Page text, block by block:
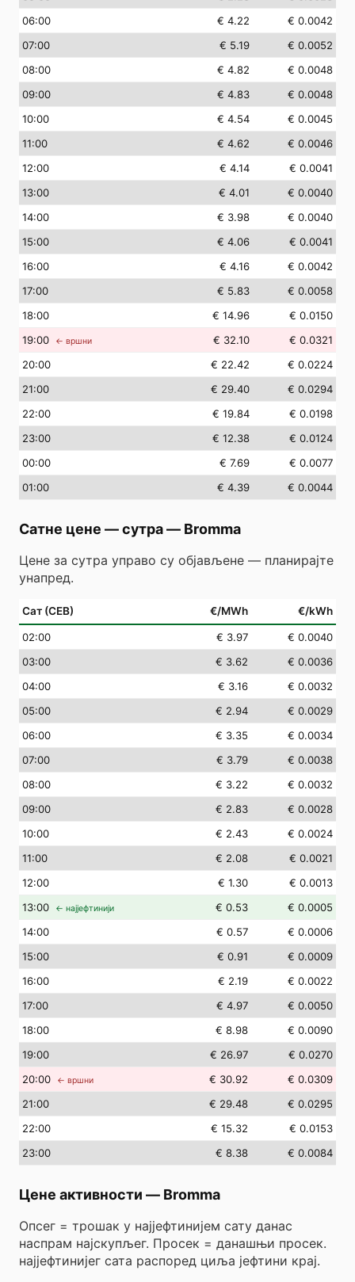
06:00 € 4.22
€ 0.0042
07:00 € 5.19
€ 0.0052
08:00 € 4.82
€ 0.0048
09:00 € 4.83
€ 0.0048
10:00 € 4.54
€ 0.0045
11:00 € 4.62
€ 0.0046
12:00 € 4.14
€ 0.0041
13:00 € 4.01
€ 0.0040
14:00 € 3.98
€ 0.0040
15:00 € 4.06
€ 0.0041
16:00 € 4.16
€ 0.0042
17:00 € 5.83
€ 0.0058
18:00 € 14.96
€ 0.0150
19:00 ← вршни € 32.10
€ 0.0321
20:00 € 22.42
€ 0.0224
21:00 € 29.40
€ 0.0294
22:00 € 19.84
€ 0.0198
23:00 € 12.38
€ 0.0124
00:00 € 7.69
€ 0.0077
01:00 € 4.39 € 0.0044
Сатне цене — сутра— Bromma
Цене за сутра управо су објављене — планирајте
унапред.
Сат (СЕВ) €/MWh €/kWh
02:00 € 3.97
€ 0.0040
03:00 € 3.62
€ 0.0036
04:00 € 3.16
€ 0.0032
05:00 € 2.94
€ 0.0029
06:00 € 3.35
€ 0.0034
07:00 € 3.79
€ 0.0038
08:00 € 3.22
€ 0.0032
09:00 € 2.83
€ 0.0028
10:00 € 2.43
€ 0.0024
11:00 € 2.08
€ 0.0021
12:00 € 1.30
€ 0.0013
13:00 ← најјефтинији € 0.53
€ 0.0005
14:00 € 0.57
€ 0.0006
15:00 € 0.91
€ 0.0009
16:00 € 2.19
€ 0.0022
17:00 € 4.97
€ 0.0050
18:00 € 8.98
€ 0.0090
19:00 € 26.97
€ 0.0270
20:00 ← вршни € 30.92
€ 0.0309
21:00 € 29.48
€ 0.0295
22:00 € 15.32
€ 0.0153
23:00 € 8.38 € 0.0084
Цене активности — Bromma
Опсег = трошак у најјефтинијем сату данас
наспрам најскупљег. Просек = данашњи просек.
најјефтинијег сата распоред циља јефтини крај.